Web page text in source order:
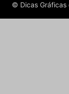
© Dicas Gráficas